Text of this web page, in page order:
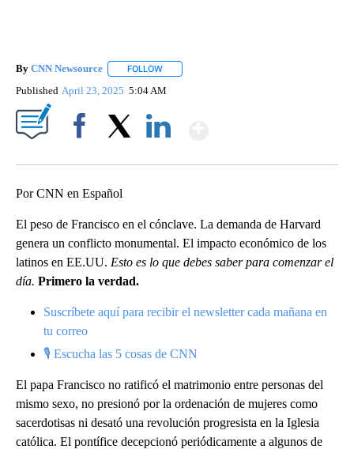
By CNN Newsource FOLLOW
Published April 23, 2025 5:04 AM
Por CNN en Español
El peso de Francisco en el cónclave. La demanda de Harvard
genera un conflicto monumental. El impacto económico de los
latinos en EE.UU. Esto es lo que debes saber para comenzar el
día. Primero la verdad.
Suscríbete aquí para recibir el newsletter cada mañana en
tu correo
🎙 Escucha las 5 cosas de CNN
El papa Francisco no ratificó el matrimonio entre personas del
mismo sexo, no presionó por la ordenación de mujeres como
sacerdotisas ni desató una revolución progresista en la Iglesia
católica. El pontífice decepcionó periódicamente a algunos de